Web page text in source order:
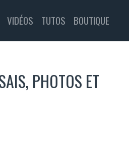
VIDÉOS TUTOS BOUTIQUE
PHOTOS ET